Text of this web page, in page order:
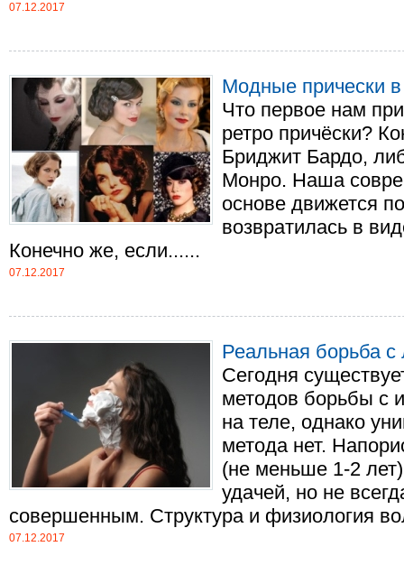
07.12.2017
Модные прически в
Что первое нам
ретро причёски?
Бриджит Бардо,
Монро. Наша
основе движется
возвратилась в
Конечно же, если......
07.12.2017
Реальная борьба
Сегодня
методов борьбы с
на теле, однако
метода нет.
(не меньше 1-2
удачей, но не
совершенным. Структура и физиология
07.12.2017